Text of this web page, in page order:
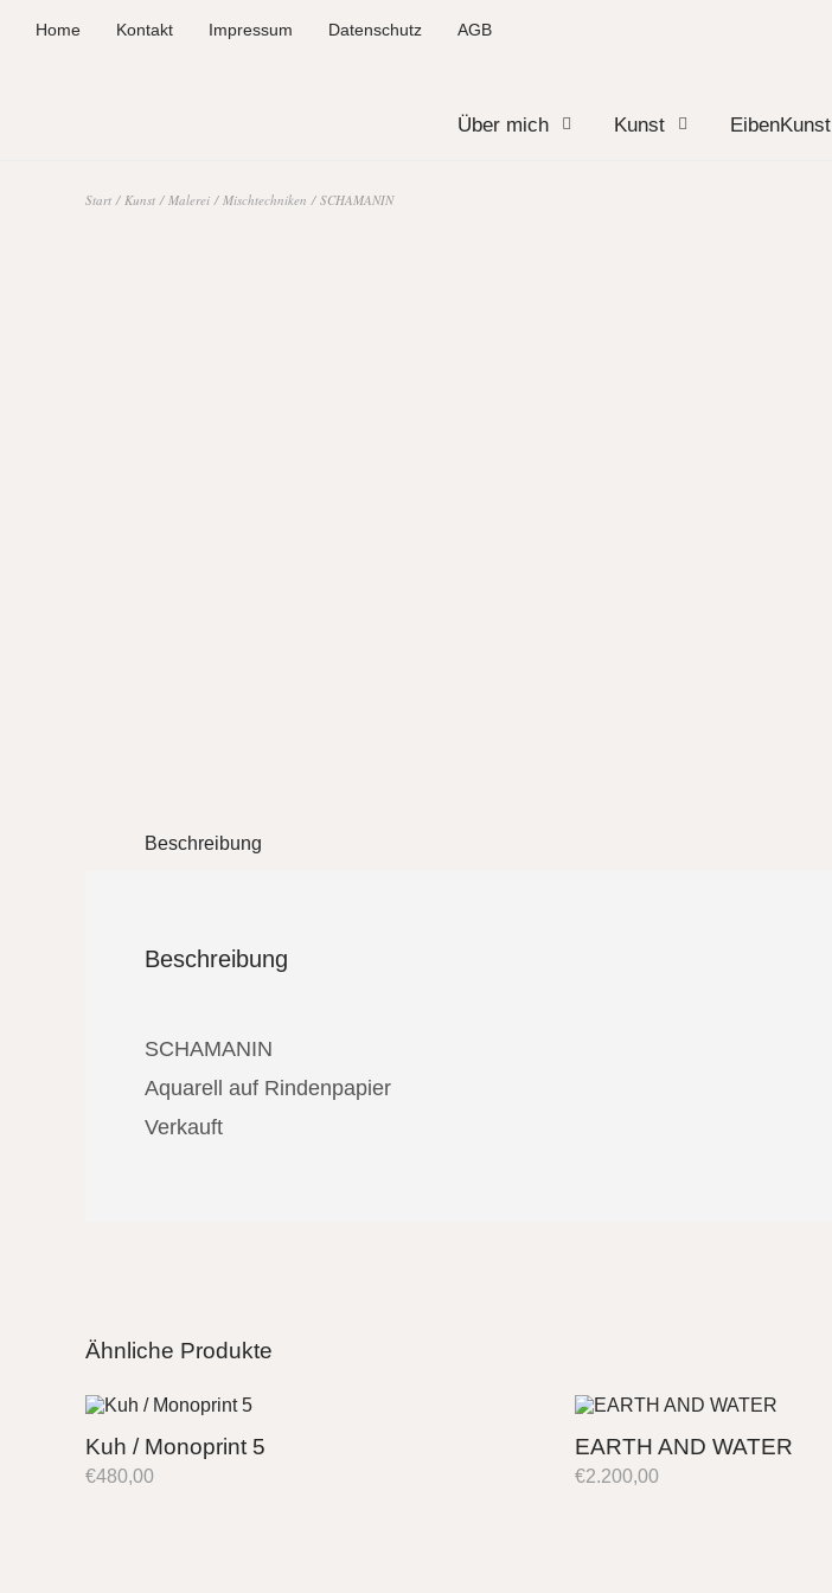
Home Kontakt Impressum Datenschutz AGB
Über mich Kunst EibenKunst
Start / Kunst / Malerei / Mischtechniken / SCHAMANIN
Beschreibung
Beschreibung
SCHAMANIN
Aquarell auf Rindenpapier
Verkauft
Ähnliche Produkte
Kuh / Monoprint 5
€480,00
EARTH AND WATER
€2.200,00